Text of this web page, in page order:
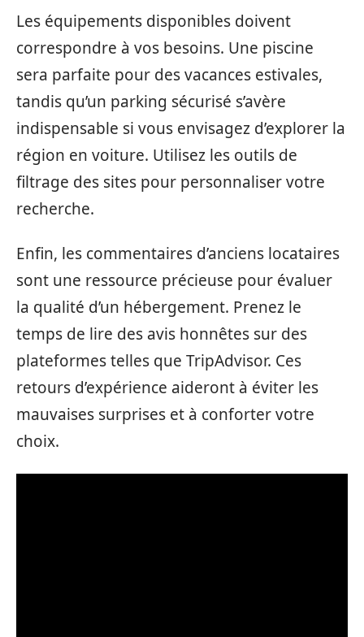
Les équipements disponibles doivent
correspondre à vos besoins. Une piscine
sera parfaite pour des vacances estivales,
tandis qu’un parking sécurisé s’avère
indispensable si vous envisagez d’explorer la
région en voiture. Utilisez les outils de
filtrage des sites pour personnaliser votre
recherche.
Enfin, les commentaires d’anciens locataires
sont une ressource précieuse pour évaluer
la qualité d’un hébergement. Prenez le
temps de lire des avis honnêtes sur des
plateformes telles que TripAdvisor. Ces
retours d’expérience aideront à éviter les
mauvaises surprises et à conforter votre
choix.